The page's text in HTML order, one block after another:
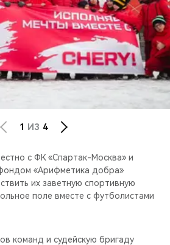
1 ИЗ 4
с ФК «Спартак-Москва» и
«Арифметика добра»
их заветную спортивную
поле вместе с футболистами
команд и судейскую бригаду